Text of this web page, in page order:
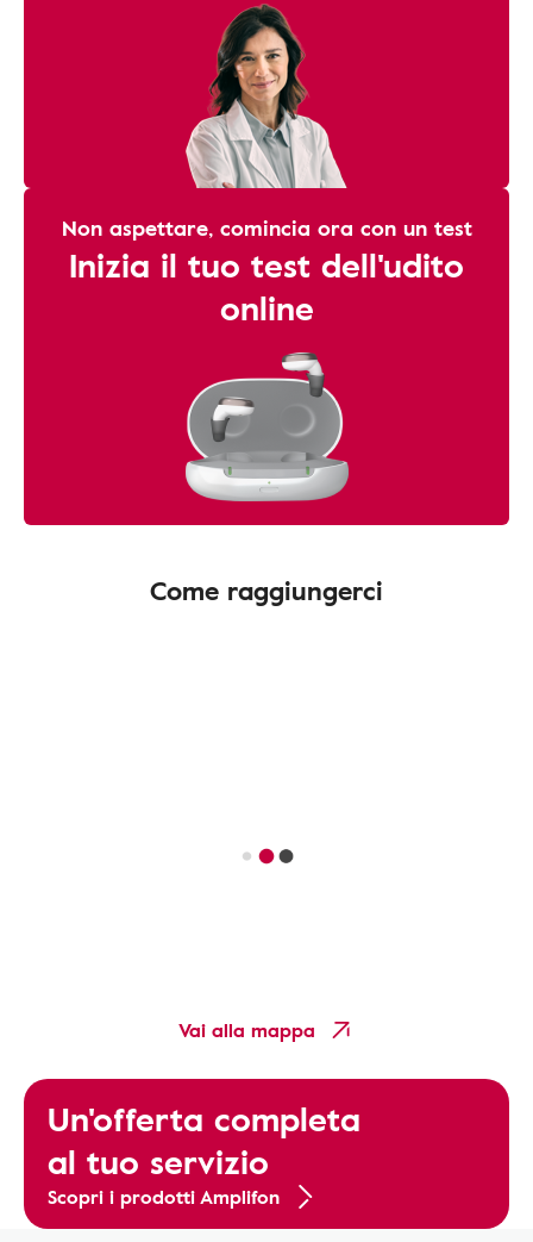
Non aspettare, comincia ora con un test
Inizia il tuo test dell'udito
online
Come raggiungerci
Vai alla mappa
Un'offerta completa
al tuo servizio
Scopri i prodotti Amplifon